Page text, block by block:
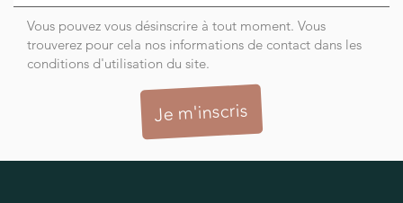
Vous pouvez vous désinscrire à tout moment. Vous
trouverez pour cela nos informations de contact dans les
conditions d'utilisation du site.